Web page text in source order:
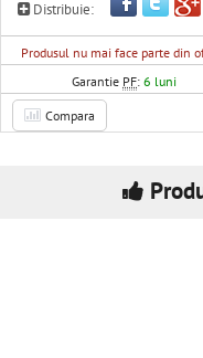
Distribuie:
Produsul nu mai face parte din
Garantie PF:6 luni
Compara